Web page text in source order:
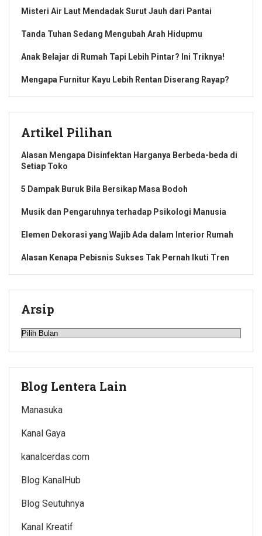
Misteri Air Laut Mendadak Surut Jauh dari Pantai
Tanda Tuhan Sedang Mengubah Arah Hidupmu
Anak Belajar di Rumah Tapi Lebih Pintar? Ini Triknya!
Mengapa Furnitur Kayu Lebih Rentan Diserang Rayap?
Artikel Pilihan
Alasan Mengapa Disinfektan Harganya Berbeda-beda di
Setiap Toko
5 Dampak Buruk Bila Bersikap Masa Bodoh
Musik dan Pengaruhnya terhadap Psikologi Manusia
Elemen Dekorasi yang Wajib Ada dalam Interior Rumah
Alasan Kenapa Pebisnis Sukses Tak Pernah Ikuti Tren
Arsip
Arsip
Blog Lentera Lain
Manasuka
Kanal Gaya
kanalcerdas.com
Blog KanalHub
Blog Seutuhnya
Kanal Kreatif